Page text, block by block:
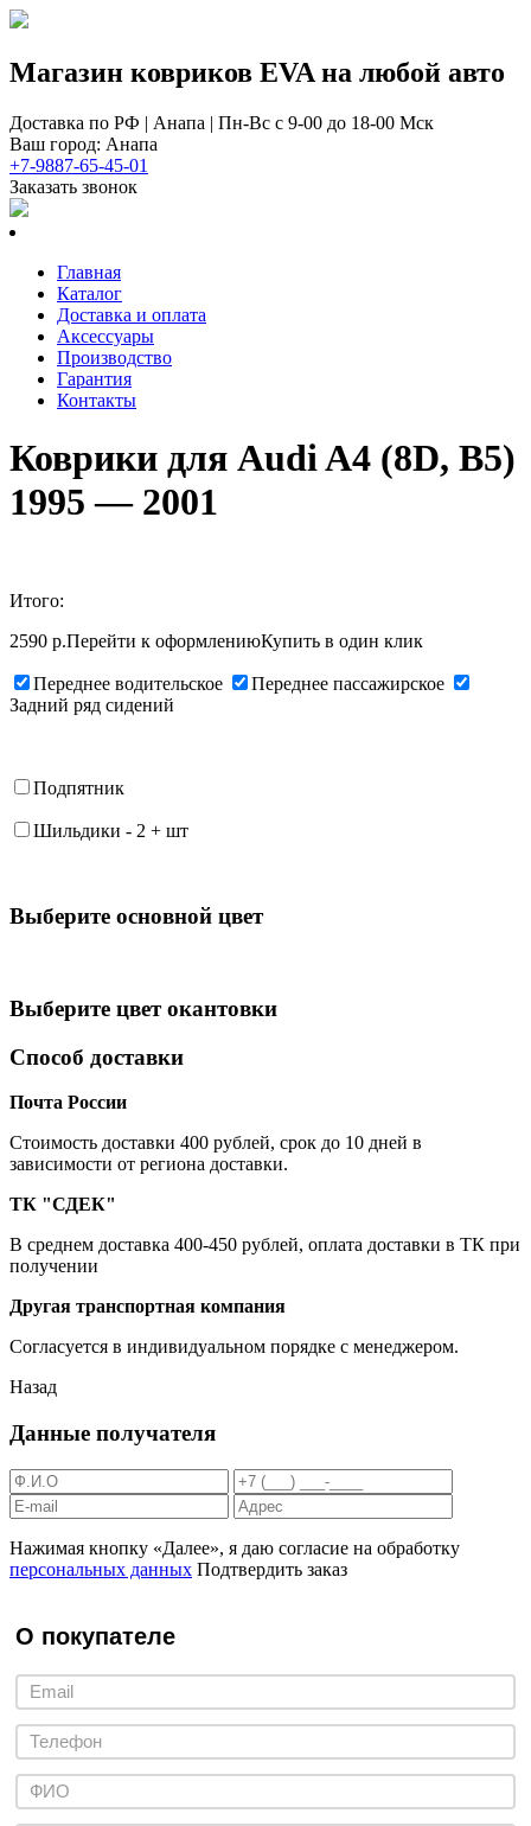
Магазин ковриков EVA ​на любой авто
Доставка по РФ | Анапа | Пн-Вс с 9-00 до 18-00 Мск
Ваш город: Анапа
+7-9887-65-45-01
Заказать звонок
Главная
Каталог
Доставка и оплата
Аксессуары
Производство
Гарантия
Контакты
Коврики для Audi A4 (8D, B5)
1995 — 2001
Итого:
2590 р.Перейти к оформлениюКупить в один клик
Переднее водительское
Переднее пассажирское
Задний ряд сидений
Подпятник
Шильдики - 2 + шт
Выберите oсновной цвет
Выберите цвет окантовки
Способ доставки
Почта России
Cтоимость доставки 400 рублей, срок до 10 дней в
зависимости от региона доставки.
ТК "СДЕК"
В среднем доставка 400-450 рублей, оплата доставки в ТК при
получении
Другая транспортная компания
Согласуется в индивидуальном порядке с менеджером.
Назад
Данные получателя
Нажимая кнопку «Далее», я даю согласие на обработку
персональных данных Подтвердить заказ
О покупателе